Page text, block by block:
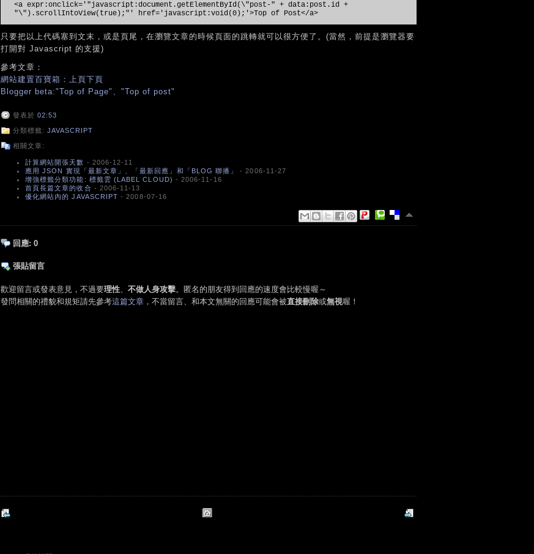
<a expr:onclick='"javascript:document.getElementById(\"post-" + data:post.id +
"\").scrollIntoView(true);"' href='javascript:void(0);'>Top of Post</a>
只要把以上代碼塞到文末，或是頁尾，在瀏覽文章的時候頁面的跳轉就可以很方便了。(當然，前提是瀏覽器要
打開對 Javascript 的支援)
參考文章：
網站建置百寶箱：上頁下頁
Blogger beta:"Top of Page"、"Top of post"
發表於 02:53
分類標籤: JAVASCRIPT
相關文章:
計算網站開張天數 - 2006-12-11
應用 JSON 實現「最新文章」、「最新回應」和「BLOG 聯播」
- 2006-11-27
增強標籤分類功能: 標籤雲 (LABEL CLOUD) - 2006-11-16
首頁長篇文章的收合 - 2006-11-13
優化網站內的 JAVASCRIPT - 2008-07-16
回應: 0
張貼留言
歡迎留言或發表意見，不過要理性 不做人身攻擊。匿名的朋友得到回應的速度會比較慢喔～
發問相關的禮貌和規矩請先參考這篇文章 ，不當留言、和本文無關的回應可能會被直接刪除或無視喔！